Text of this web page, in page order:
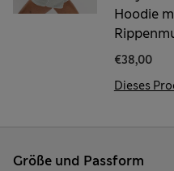
Hoodie
€38,00
Dieses
Größe und Passform